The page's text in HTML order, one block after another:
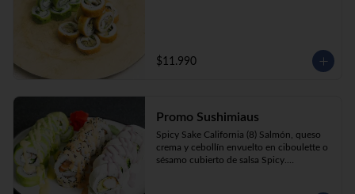
$11.990
Promo Sushimiaus
Spicy Sake California (8) Salmón, queso
crema y cebollín envuelto en ciboulette o
sésamo cubierto de salsa Spicy.